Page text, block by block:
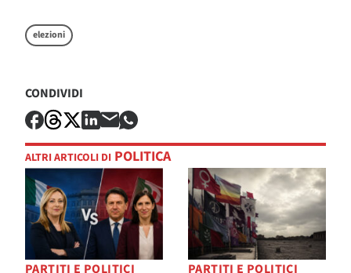
elezioni
CONDIVIDI
ALTRI ARTICOLI DI POLITICA
PARTITI E POLITICI PARTITI E POLITICI